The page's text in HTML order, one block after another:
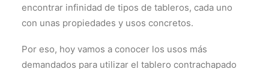
encontrar infinidad de tipos de tableros, cada uno
con unas propiedades y usos concretos.
Por eso, hoy vamos a conocer los usos más
demandados para utilizar el tablero contrachapado